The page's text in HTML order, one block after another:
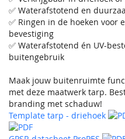
✅ Waterafstotend en
✅ Ringen in de hoeken voor
bevestiging
✅ Waterafstotend én UV-
buitengebruik
Maak jouw buitenruimte
met deze maatwerk tarp.
branding met schaduw!
Template tarp - driehoek